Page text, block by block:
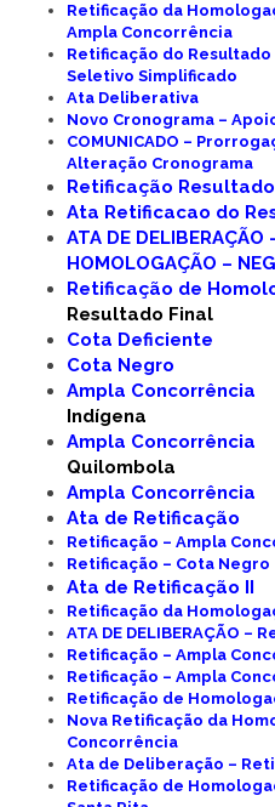
Retificação da
Ampla Concorrência
Retificação do
Seletivo Simplificado
Ata Deliberativa
Novo Cronograma –
COMUNICADO –
Alteração Cronograma
Retificação
Ata Retificacao do
ATA DE
HOMOLOGAÇÃO –
Retificação de
Resultado Final
Cota Deficiente
Cota Negro
Ampla Concorrência
Indígena
Ampla Concorrência
Quilombola
Ampla Concorrência
Ata de Retificação
Retificação – Ampla
Retificação – Cota Negro
Ata de Retificação II
Retificação da
ATA DE DELIBERAÇÃO –
Retificação – Ampla
Retificação – Ampla
Retificação de
Nova Retificação da
Concorrência
Ata de Deliberação –
Retificação de